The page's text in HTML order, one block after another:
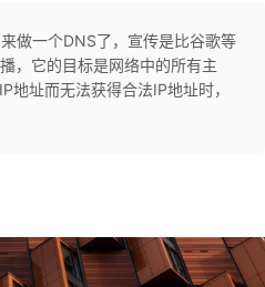
做一个DNS了，宣传是比谷歌等
，它的目标是网络中的所有主
址而无法获得合法IP地址时，